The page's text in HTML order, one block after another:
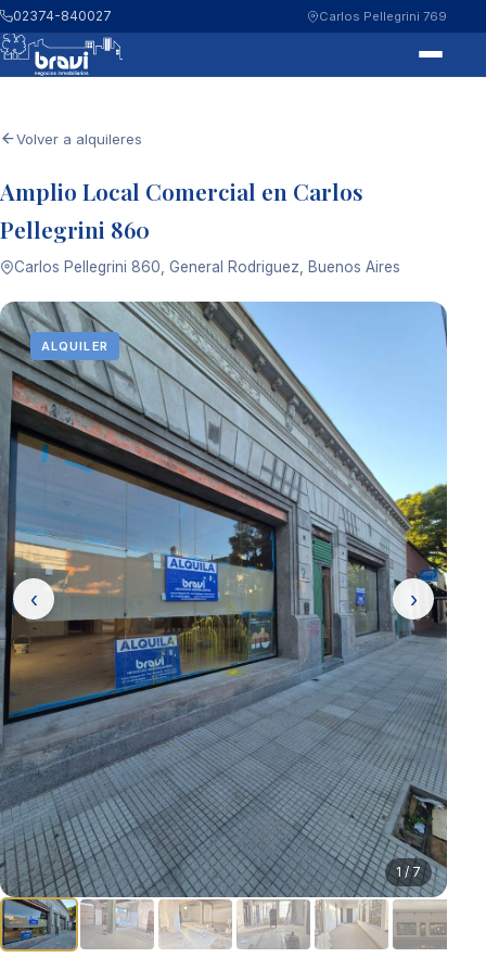
02374-840027 Carlos Pellegrini 769
Volver a alquileres
Amplio Local Comercial en Carlos
Pellegrini 860
Carlos Pellegrini 860, General Rodriguez, Buenos Aires
‹ ›
1 / 7
ALQUILER